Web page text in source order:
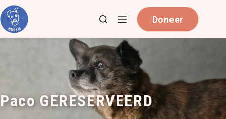
Doneer
Paco GERESERVEERD